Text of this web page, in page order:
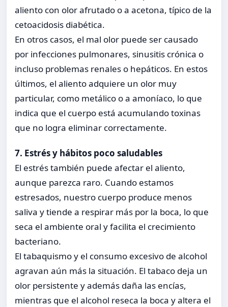
aliento con olor afrutado o a acetona, típico de la
cetoacidosis diabética.
En otros casos, el mal olor puede ser causado
por infecciones pulmonares, sinusitis crónica o
incluso problemas renales o hepáticos. En estos
últimos, el aliento adquiere un olor muy
particular, como metálico o a amoníaco, lo que
indica que el cuerpo está acumulando toxinas
que no logra eliminar correctamente.
7. Estrés y hábitos poco saludables
El estrés también puede afectar el aliento,
aunque parezca raro. Cuando estamos
estresados, nuestro cuerpo produce menos
saliva y tiende a respirar más por la boca, lo que
seca el ambiente oral y facilita el crecimiento
bacteriano.
El tabaquismo y el consumo excesivo de alcohol
agravan aún más la situación. El tabaco deja un
olor persistente y además daña las encías,
mientras que el alcohol reseca la boca y altera el